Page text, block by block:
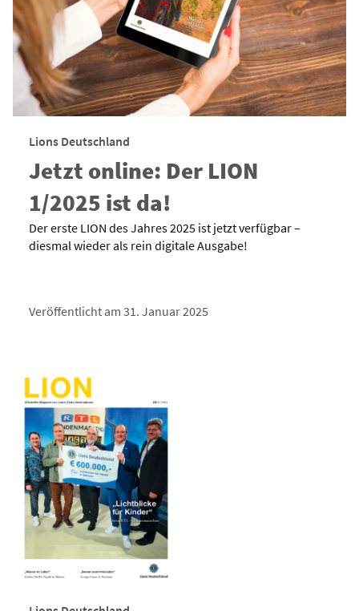
Lions Deutschland
Jetzt online: Der LION
1/2025 ist da!
Der erste LION des Jahres 2025 ist jetzt verfügbar –
diesmal wieder als rein digitale Ausgabe!
Veröffentlicht am 31. Januar 2025